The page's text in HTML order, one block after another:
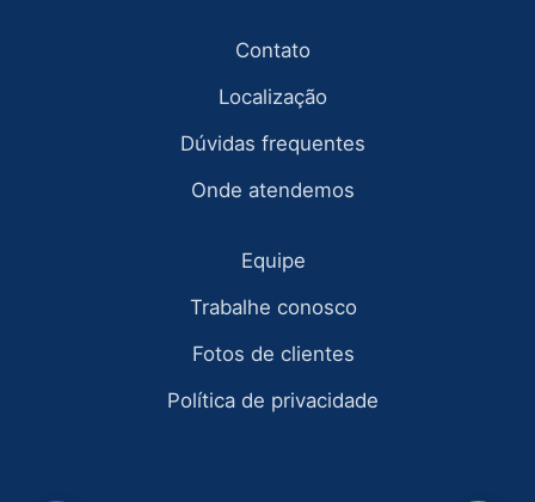
Contato
Localização
Dúvidas frequentes
Onde atendemos
Equipe
Trabalhe conosco
Fotos de clientes
Política de privacidade